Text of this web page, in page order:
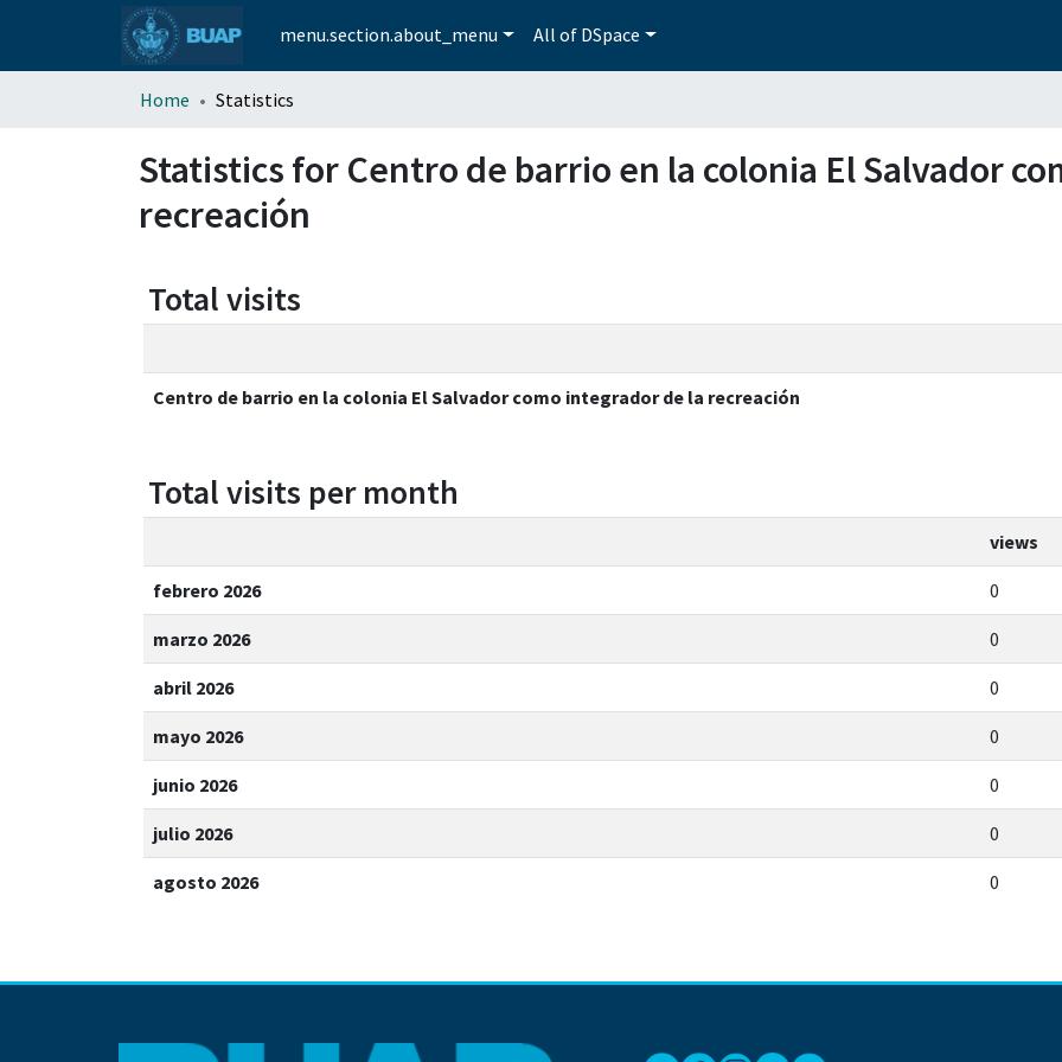
menu.section.about_menu All of DSpace
Home Statistics
Statistics for Centro de barrio en la colonia El Salvador
recreación
Total visits
Centro de barrio en la colonia El Salvador como integrador de la recreación
Total visits per month
views
febrero 2026 0
marzo 2026 0
abril 2026 0
mayo 2026 0
junio 2026 0
julio 2026 0
agosto 2026 0